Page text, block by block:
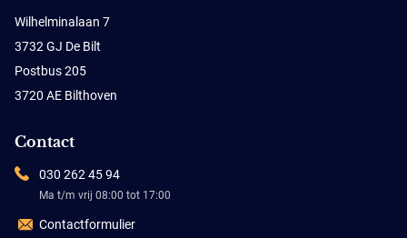
Wilhelminalaan 7
3732 GJ De Bilt
Postbus 205
3720 AE Bilthoven
Contact
030 262 45 94
Ma t/m vrij 08:00 tot 17:00
Contactformulier